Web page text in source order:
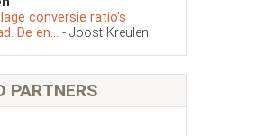
conversie ratio’s
De en... - Joost Kreulen
PARTNERS